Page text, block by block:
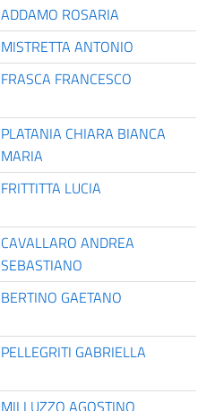
ADDAMO ROSARIA
MISTRETTA ANTONIO
FRASCA FRANCESCO
PLATANIA CHIARA BIANCA
MARIA
FRITTITTA LUCIA
CAVALLARO ANDREA
SEBASTIANO
BERTINO GAETANO
PELLEGRITI GABRIELLA